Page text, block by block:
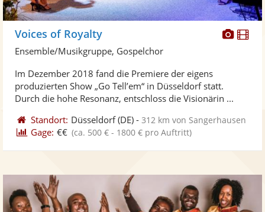
Voices of Royalty
Ensemble/Musikgruppe, Gospelchor
Im Dezember 2018 fand die Premiere der eigens
produzierten Show „Go Tell’em“ in Düsseldorf statt.
Durch die hohe Resonanz, entschloss die Visionärin ...
Standort: Düsseldorf(DE) -312 km von Sangerhausen
Gage: €€ (ca. 500 € - 1800 € pro Auftritt)